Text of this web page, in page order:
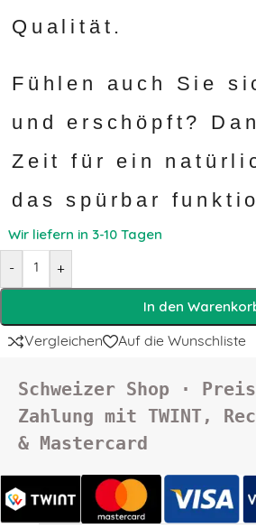
Qualität.
Fühlen auch Sie
und erschöpft?
Zeit für ein
das spürbar
Wir liefern in 3-10 Tagen
- +
In den
Vergleichen Auf die Wunschliste
Schweizer Shop ·
Zahlung mit TWINT,
& Mastercard